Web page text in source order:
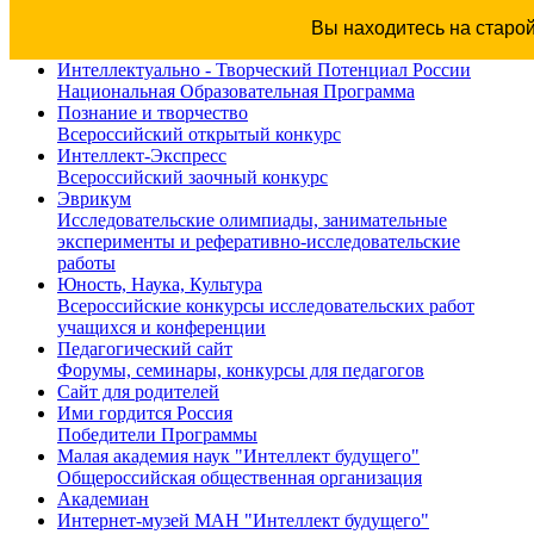
Вы находитесь на
Интеллектуально - Творческий Потенциал России
Национальная Образовательная Программа
Познание и творчество
Всероссийский открытый конкурс
Интеллект-Экспресс
Всероссийский заочный конкурс
Эврикум
Исследовательские олимпиады, занимательные
эксперименты и реферативно-исследовательские
работы
Юность, Наука, Культура
Всероссийские конкурсы исследовательских работ
учащихся и конференции
Педагогический сайт
Форумы, семинары, конкурсы для педагогов
Сайт для родителей
Ими гордится Россия
Победители Программы
Малая академия наук "Интеллект будущего"
Общероссийская общественная организация
Академиан
Интернет-музей МАН "Интеллект будущего"